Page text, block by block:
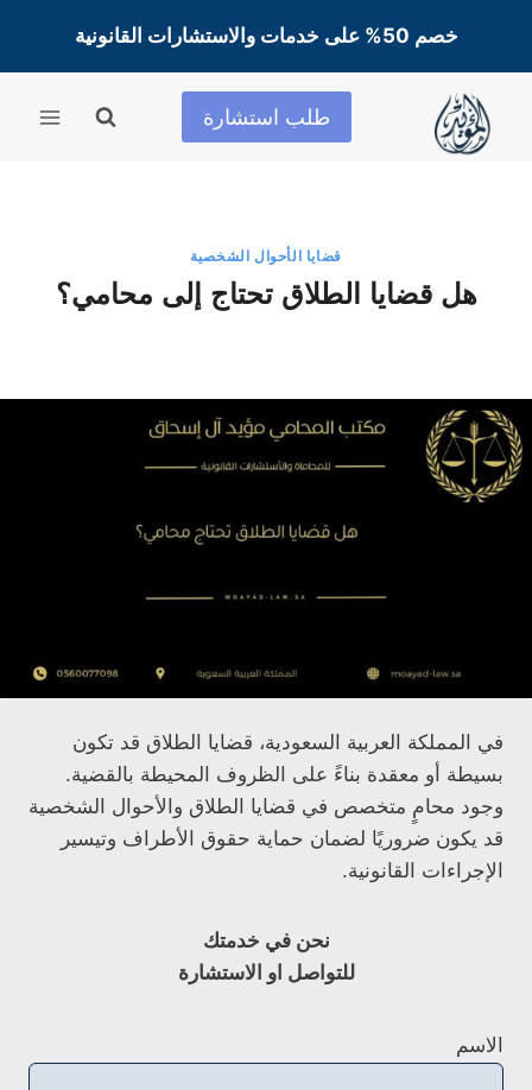
المحتوى
خصم 50% على خدمات والاستشارات القانونية
طلب استشارة
قضايا الأحوال الشخصية
هل قضايا الطلاق تحتاج إلى محامي؟
في المملكة العربية السعودية، قضايا الطلاق قد تكون
بسيطة أو معقدة بناءً على الظروف المحيطة بالقضية.
وجود محامٍ متخصص في قضايا الطلاق والأحوال الشخصية
قد يكون ضروريًا لضمان حماية حقوق الأطراف وتيسير
الإجراءات القانونية.
نحن في خدمتك
للتواصل او الاستشارة
الاسم